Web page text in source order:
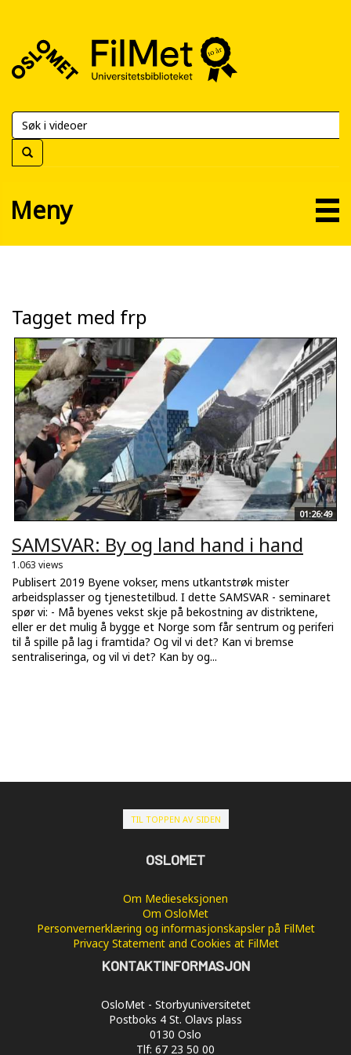
FilMet
Universitetsbiblioteket
Meny
Tagget med frp
01:26:49
SAMSVAR: By og land hand i hand
1.063 views
Publisert 2019 Byene vokser, mens utkantstrøk mister
arbeidsplasser og tjenestetilbud. I dette SAMSVAR - seminaret
spør vi: - Må byenes vekst skje på bekostning av distriktene,
eller er det mulig å bygge et Norge som får sentrum og periferi
til å spille på lag i framtida? Og vil vi det? Kan vi bremse
sentraliseringa, og vil vi det? Kan by og...
TIL TOPPEN AV SIDEN
OSLOMET
Om Medieseksjonen
Om OsloMet
Personvernerklæring og informasjonskapsler på FilMet
Privacy Statement and Cookies at FilMet
KONTAKTINFORMASJON
OsloMet - Storbyuniversitetet
Postboks 4 St. Olavs plass
0130 Oslo
Tlf: 67 23 50 00